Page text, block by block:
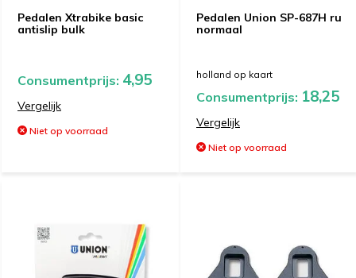
Pedalen Xtrabike basic
antislip bulk
Consumentprijs: 4,95
Vergelijk
Niet op voorraad
Pedalen Union SP-687H ru
normaal
holland op kaart
Consumentprijs: 18,25
Vergelijk
Niet op voorraad